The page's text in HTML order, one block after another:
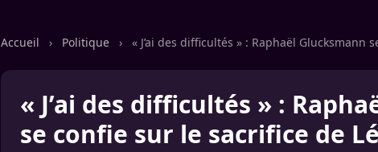
Accueil › Politique › « J’ai des difficultés » : Raphaël Glucksmann
« J’ai des difficultés » :
se confie sur le sacrifice de